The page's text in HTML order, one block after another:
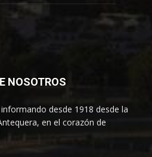
NOSOTROS
desde 1918 desde la
en el corazón de